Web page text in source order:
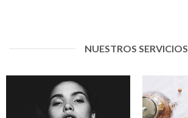
NUESTROS SERVICIOS